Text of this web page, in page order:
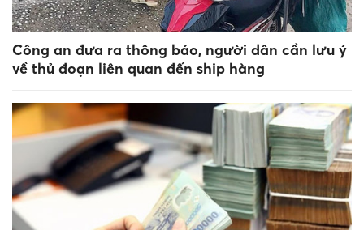
Công an đưa ra thông báo, người dân cần lưu ý
về thủ đoạn liên quan đến ship hàng